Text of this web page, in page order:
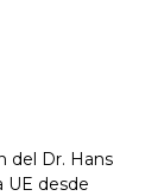
del Dr. Hans
UE desde